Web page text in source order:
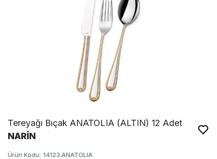
Tereyağı Bıçak ANATOLIA (ALTIN) 12 Adet
NARİN
Ürün Kodu: 14123.ANATOLIA